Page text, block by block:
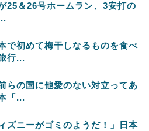
25＆26号ホームラン、3安打の
で初めて梅干しなるものを食べ
行...
らの国に他愛のない対立ってあ
「...
ズニーがゴミのようだ！」日本